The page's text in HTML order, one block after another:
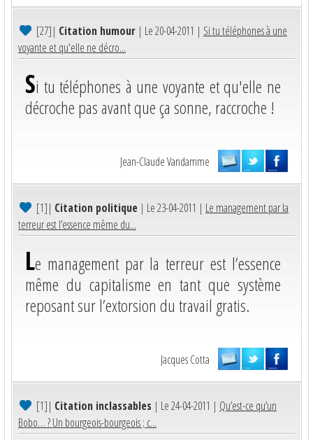
[27]| Citation humour | Le 20-04-2011 | Si tu téléphones à une
voyante et qu'elle ne décro...
Si tu téléphones à une voyante et qu'elle ne
décroche pas avant que ça sonne, raccroche !
Jean-Claude Vandamme
[1]| Citation politique | Le 23-04-2011 | Le management par la
terreur est l’essence même du...
Le management par la terreur est l’essence
même du capitalisme en tant que système
reposant sur l’extorsion du travail gratis.
Jacques Cotta
[1]| Citation inclassables | Le 24-04-2011 | Qu’est-ce qu’un
Bobo… ? Un bourgeois-bourgeois ; c...